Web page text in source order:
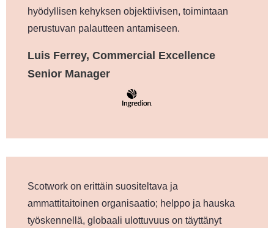
hyödyllisen kehyksen objektiivisen, toimintaan
perustuvan palautteen antamiseen.
Luis Ferrey, Commercial Excellence
Senior Manager
Scotwork on erittäin suositeltava ja
ammattitaitoinen organisaatio; helppo ja hauska
työskennellä, globaali ulottuvuus on täyttänyt